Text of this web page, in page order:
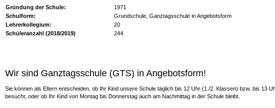
Gründung der Schule:
1971
Schulform:
Grundschule, Ganztagsschule in Angebotsform
Lehrerkollegium:
20
Schüleranzahl (2018/2019)
244
Wir sind Ganztagsschule (GTS) in Angebotsform!
Sie können als Eltern entscheiden, ob Ihr Kind unsere Schule täglich bis 12 Uhr (1./2. Klassen) bzw. bis 13
besucht, oder ob Ihr Kind von Montag bis Donnerstag auch am Nachmittag in der Schule bleibt.